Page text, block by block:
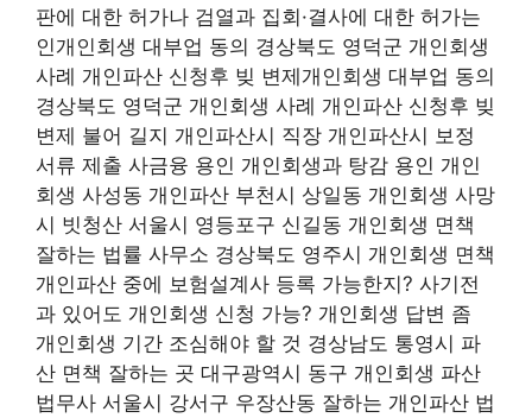
판에 대한 허가나 검열과 집회·결사에 대한 허가는
인개인회생 대부업 동의 경상북도 영덕군 개인회생
사례 개인파산 신청후 빚 변제개인회생 대부업 동의
경상북도 영덕군 개인회생 사례 개인파산 신청후 빚
변제 불어 길지 개인파산시 직장 개인파산시 보정
서류 제출 사금융 용인 개인회생과 탕감 용인 개인
회생 사성동 개인파산 부천시 상일동 개인회생 사망
시 빗청산 서울시 영등포구 신길동 개인회생 면책
잘하는 법률 사무소 경상북도 영주시 개인회생 면책
개인파산 중에 보험설계사 등록 가능한지? 사기전
과 있어도 개인회생 신청 가능? 개인회생 답변 좀
개인회생 기간 조심해야 할 것 경상남도 통영시 파
산 면책 잘하는 곳 대구광역시 동구 개인회생 파산
법무사 서울시 강서구 우장산동 잘하는 개인파산 법